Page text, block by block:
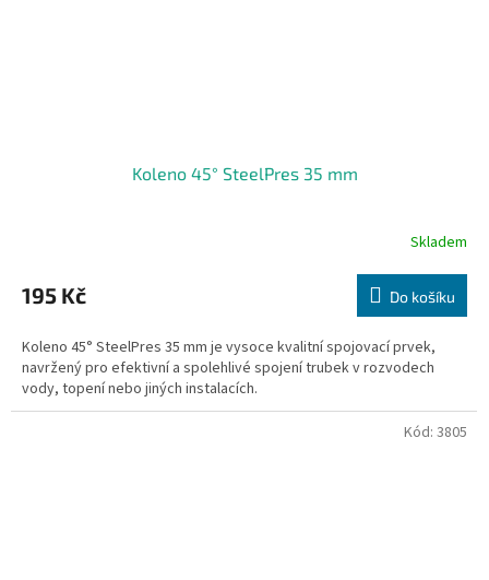
Koleno 45° SteelPres 35 mm
Skladem
195 Kč Do košíku
Koleno 45° SteelPres 35 mm je vysoce kvalitní spojovací prvek,
navržený pro efektivní a spolehlivé spojení trubek v rozvodech
vody, topení nebo jiných instalacích.
Kód: 3805